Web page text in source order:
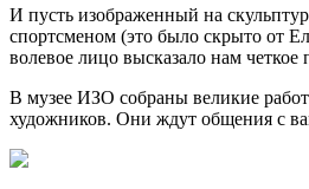
И пусть изображенный на
спортсменом (это было скрыто от
волевое лицо высказало нам четкое
В музее ИЗО собраны великие
художников. Они ждут общения с